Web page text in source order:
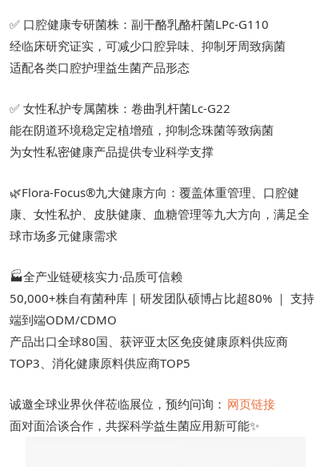
✅ 口腔健康专研菌株：副干酪乳酪杆菌LPc-G110
经临床研究证实，可减少口腔异味、抑制牙周致病菌
适配各类口腔护理益生菌产品形态
✅ 女性私护专属菌株：卷曲乳杆菌Lc-G22
能在阴道环境稳定定植增殖，抑制念珠菌等致病菌
为女性私密健康产品提供专业科学支撑
🌿Flora-Focus®九大健康方向：覆盖体重管理、口腔健
康、女性私护、皮肤健康、血糖管理等九大方向，满足全
球市场多元健康需求
🏭全产业链硬核实力·品质可信赖
50,000+株自有菌种库｜研发团队硕博占比超80% ｜ 支持
端到端ODM/CDMO
产品出口全球80国、获评亚太区免疫健康原料供应商
TOP3、消化健康原料供应商TOP5
诚邀全球业界伙伴莅临展位，预约问询： 网页链接
面对面洽谈合作，共探科学益生菌应用新可能✨